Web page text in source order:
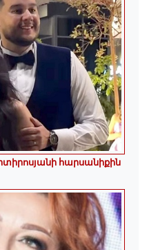
հարսանիքին